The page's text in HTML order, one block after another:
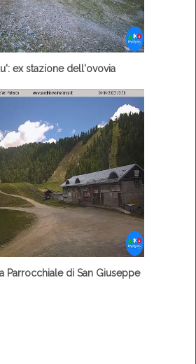
ex stazione dell'ovovia
Parrocchiale di San Giuseppe